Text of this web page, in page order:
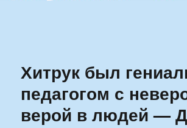
Ильменский фестиваль
Хитрук был
педагогом с
верой в людей —